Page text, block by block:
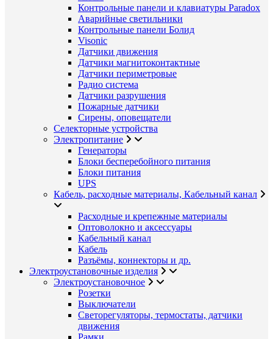
Контрольные панели и клавиатуры Paradox
Аварийные светильники
Контрольные панели Болид
Visonic
Датчики движения
Датчики магнитоконтактные
Датчики периметровые
Радио система
Датчики разрушения
Пожарные датчики
Сирены, оповещатели
Селекторные устройства
Электропитание
Генераторы
Блоки бесперебойного питания
Блоки питания
UPS
Кабель, расходные материалы, Кабельный канал
Расходные и крепежные материалы
Оптоволокно и аксессуары
Кабельный канал
Кабель
Разъёмы, коннекторы и др.
Электроустановочные изделия
Электроустановочное
Розетки
Выключатели
Светорегуляторы, термостаты, датчики
движения
Рамки